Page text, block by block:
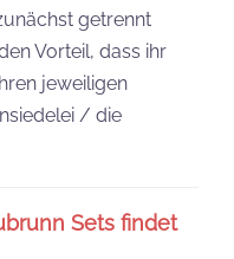
getrennt
Vorteil, dass ihr
jeweiligen
/ die
Sets findet